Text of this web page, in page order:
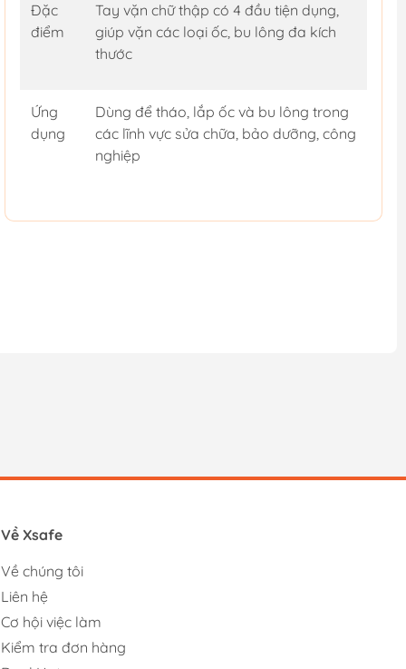
Đặc
điểm
Tay vặn chữ thập có 4 đầu tiện dụng,
giúp vặn các loại ốc, bu lông đa kích
thước
Ứng
dụng
Dùng để tháo, lắp ốc và bu lông trong
các lĩnh vực sửa chữa, bảo dưỡng, công
nghiệp
Về Xsafe
Về chúng tôi
Liên hệ
Cơ hội việc làm
Kiểm tra đơn hàng